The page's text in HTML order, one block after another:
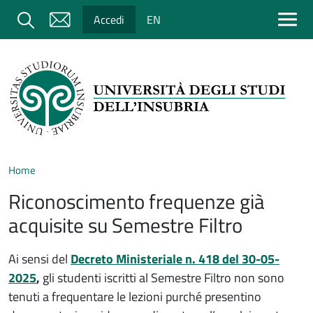
Salta al contenuto principale
Cerca Accedi EN
Home
Riconoscimento frequenze già
acquisite su Semestre Filtro
Ai sensi del Decreto Ministeriale n. 418 del 30-05-
2025, gli studenti iscritti al Semestre Filtro non sono
tenuti a frequentare le lezioni purché presentino